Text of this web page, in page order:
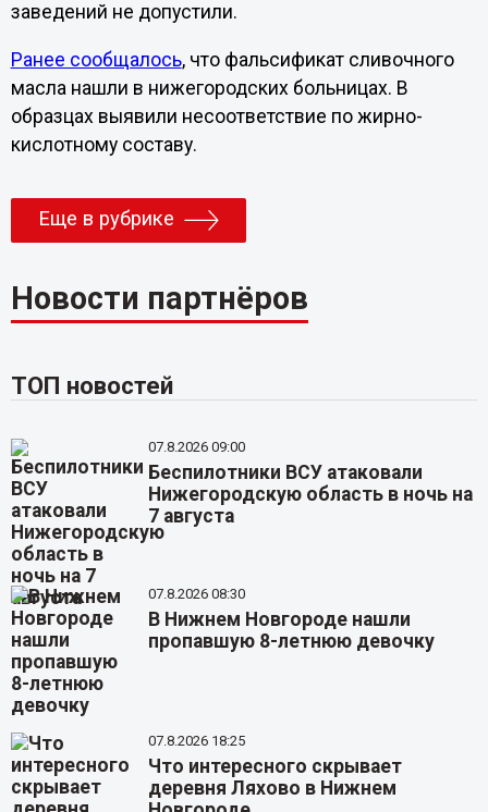
заведений не допустили.
Ранее сообщалось, что фальсификат сливочного
масла нашли в нижегородских больницах. В
образцах выявили несоответствие по жирно-
кислотному составу.
Еще в рубрике
Новости партнёров
ТОП новостей
07.8.2026 09:00
Беспилотники ВСУ атаковали
Нижегородскую область в ночь на
7 августа
07.8.2026 08:30
В Нижнем Новгороде нашли
пропавшую 8-летнюю девочку
07.8.2026 18:25
Что интересного скрывает
деревня Ляхово в Нижнем